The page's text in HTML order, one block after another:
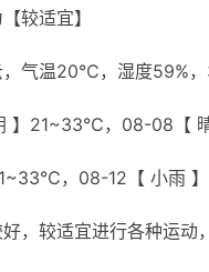
较适宜】
气温20℃，湿度59%，
】21~33℃，08-08
，08-12【 小雨
，较适宜进行各种运